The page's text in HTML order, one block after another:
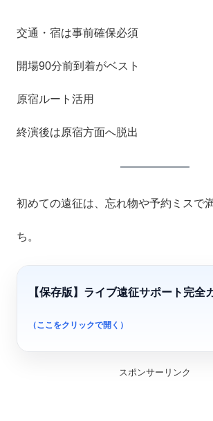
交通・宿は事前確保必須
開場90分前到着がベスト
原宿ルート活用
終演後は原宿方面へ脱出
初めての遠征は、忘れ物や予約ミスで
ち。
【保存版】ライブ遠征サポート完全
（ここをクリックで開く）
スポンサーリンク